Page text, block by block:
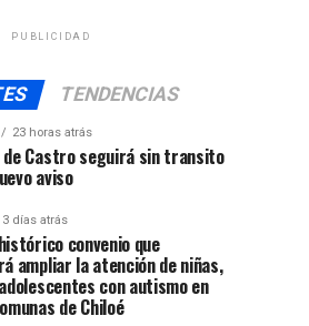
PUBLICIDAD
TENDENCIAS
23 horas atrás
de Castro seguirá sin transito
aviso
3 días atrás
convenio que
ampliar la atención de niñas,
con autismo en
de Chiloé